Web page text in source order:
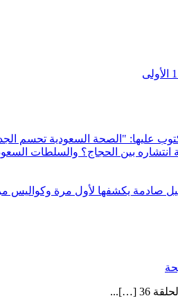
انتشاره بين الحجاج؟ والسلطات
صادمة يكشفها لأول مرة وكواليس
[…]...